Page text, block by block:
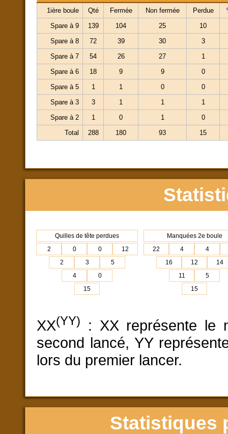
1ière boule Qté Fermée Non fermée Perdue
Spare à 9
139 104 25
10
Spare à 8
72 39 30
3
Spare à 7
54 26 27
1
Spare à 6
18 9 9
0
Spare à 5
1 1 0
0
Spare à 3
3 1 1
1
Spare à 2
1 0 1
0
Total
288 180 93 15
Quilles de tête perdues
2
0 0
12
2
3
5
4
0
15
Manquées 2e boule
22
4
4
16
12
14
11
5
15
XX(YY)
: XX représente le
second lancé, YY
lors du premier lancer.
Statistiques